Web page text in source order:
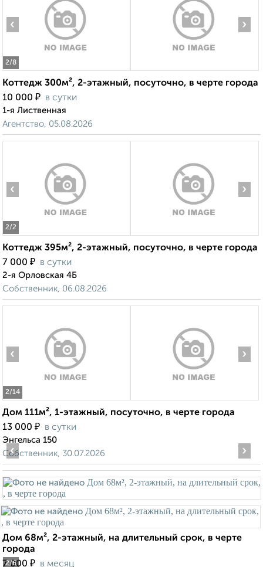
2/8
‹ ›
Коттедж 300м², 2-этажный, посуточно, в черте города
10 000 ₽ в сутки
1-я Лиственная
Агентство, 05.08.2026
2/2
‹ ›
Коттедж 395м², 2-этажный, посуточно, в черте города
7 000 ₽ в сутки
2-я Орловская 4Б
Собственник, 06.08.2026
2/14
‹ ›
Дом 111м², 1-этажный, посуточно, в черте города
13 000 ₽ в сутки
Энгельса 150
Собственник, 30.07.2026
2/6
‹ ›
Дом 68м², 2-этажный, на длительный срок, в черте
города
7 000 ₽ в месяц